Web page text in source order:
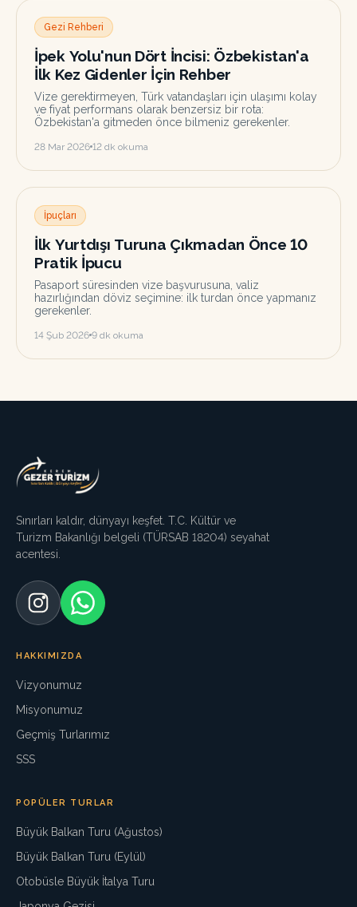
Gezi Rehberi
İpek Yolu'nun Dört İncisi: Özbekistan'a
İlk Kez Gidenler İçin Rehber
Vize gerektirmeyen, Türk vatandaşları için ulaşımı kolay
ve fiyat performans olarak benzersiz bir rota:
Özbekistan'a gitmeden önce bilmeniz gerekenler.
28 Mar 2026 12 dk okuma
İpuçları
İlk Yurtdışı Turuna Çıkmadan Önce 10
Pratik İpucu
Pasaport süresinden vize başvurusuna, valiz
hazırlığından döviz seçimine: ilk turdan önce yapmanız
gerekenler.
14 Şub 2026 9 dk okuma
Sınırları kaldır, dünyayı keşfet. T.C. Kültür ve
Turizm Bakanlığı belgeli (TÜRSAB 18204) seyahat
acentesi.
HAKKIMIZDA
Vizyonumuz
Misyonumuz
Geçmiş Turlarımız
SSS
POPÜLER TURLAR
Büyük Balkan Turu (Ağustos)
Büyük Balkan Turu (Eylül)
Otobüsle Büyük İtalya Turu